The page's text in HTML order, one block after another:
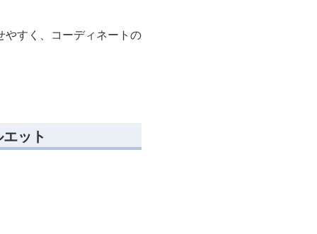
やすく、コーディネートの
ット